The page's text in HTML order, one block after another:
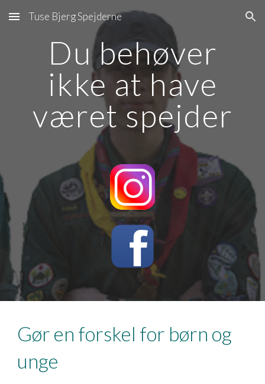
Skip to main content Skip to navigation
Tuse Bjerg Spejderne
Du behøver
ikke at have
været spejder
Gør en forskel for børn og
unge